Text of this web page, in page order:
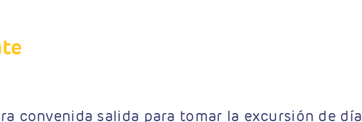
convenida salida para tomar la excursión de día